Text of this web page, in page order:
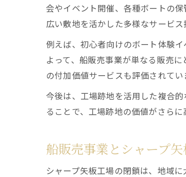
会やイベント開催、各種ボートの
広い敷地を活かした多様なサービス
例えば、初心者向けのボート体験
よって、船販売事業が単なる販売
の付加価値サービスも評価されてい
今後は、工場跡地を活用した複合
ることで、工場跡地の価値がさらに
船販売事業とシャープ
シャープ矢板工場の閉鎖は、地域